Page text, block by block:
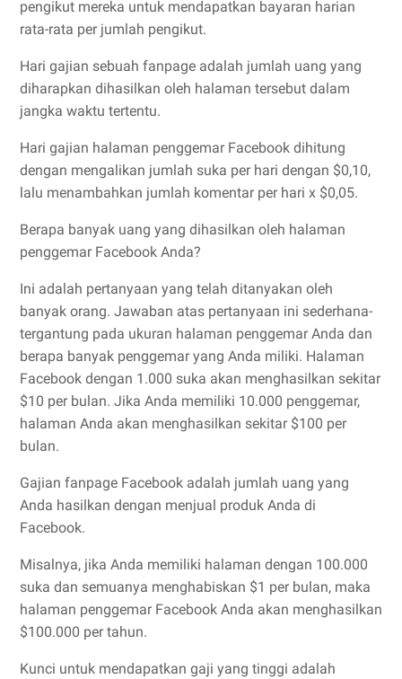
pengikut mereka untuk mendapatkan bayaran harian
rata-rata per jumlah pengikut.
Hari gajian sebuah fanpage adalah jumlah uang yang
diharapkan dihasilkan oleh halaman tersebut dalam
jangka waktu tertentu.
Hari gajian halaman penggemar Facebook dihitung
dengan mengalikan jumlah suka per hari dengan $0,10,
lalu menambahkan jumlah komentar per hari x $0,05.
Berapa banyak uang yang dihasilkan oleh halaman
penggemar Facebook Anda?
Ini adalah pertanyaan yang telah ditanyakan oleh
banyak orang. Jawaban atas pertanyaan ini sederhana-
tergantung pada ukuran halaman penggemar Anda dan
berapa banyak penggemar yang Anda miliki. Halaman
Facebook dengan 1.000 suka akan menghasilkan sekitar
$10 per bulan. Jika Anda memiliki 10.000 penggemar,
halaman Anda akan menghasilkan sekitar $100 per
bulan.
Gajian fanpage Facebook adalah jumlah uang yang
Anda hasilkan dengan menjual produk Anda di
Facebook.
Misalnya, jika Anda memiliki halaman dengan 100.000
suka dan semuanya menghabiskan $1 per bulan, maka
halaman penggemar Facebook Anda akan menghasilkan
$100.000 per tahun.
Kunci untuk mendapatkan gaji yang tinggi adalah